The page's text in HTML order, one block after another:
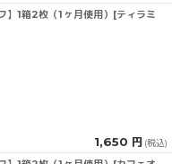
】1箱2枚（1ヶ月使用）[ティラミ
1,650 円 (税込)